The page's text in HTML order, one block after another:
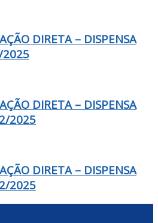
DIRETA – DISPENSA
2025
DIRETA – DISPENSA
2025
DIRETA – DISPENSA
2025